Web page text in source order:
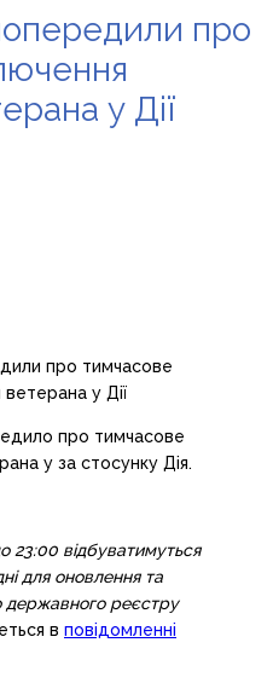
про
у Дії
про тимчасове
у за стосунку Дія.
23:00 відбуватимуться
для оновлення та
державного реєстру
в повідомленні